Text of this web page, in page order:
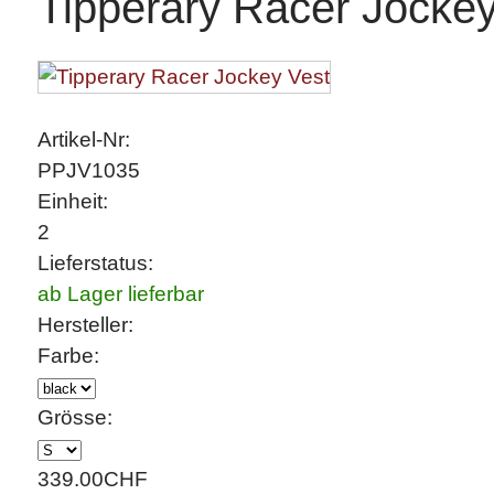
Artikel-Nr:
PPJV1035
Einheit:
2
Lieferstatus:
ab Lager lieferbar
Hersteller:
Farbe:
Grösse:
339.00CHF